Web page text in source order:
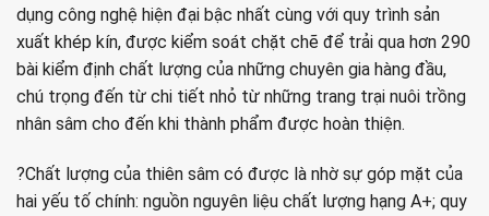
dụng công nghệ hiện đại bậc nhất cùng với quy trình sản
xuất khép kín, được kiểm soát chặt chẽ để trải qua hơn 290
bài kiểm định chất lượng của những chuyên gia hàng đầu,
chú trọng đến từ chi tiết nhỏ từ những trang trại nuôi trồng
nhân sâm cho đến khi thành phẩm được hoàn thiện.
?Chất lượng của thiên sâm có được là nhờ sự góp mặt của
hai yếu tố chính: nguồn nguyên liệu chất lượng hạng A+; quy